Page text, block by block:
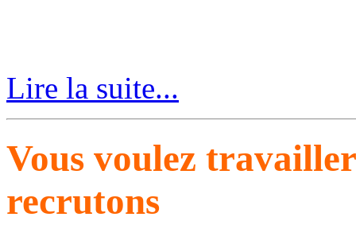
Lire la suite...
Vous voulez
recrutons